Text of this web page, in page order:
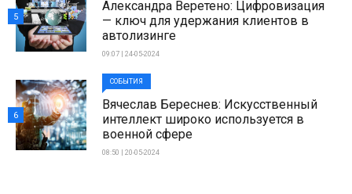
Александра Веретено: Цифровизация
— ключ для удержания клиентов в
автолизинге
09:07 | 24-05-2024
5
СОБЫТИЯ
Вячеслав Береснев: Искусственный
интеллект широко используется в
военной сфере
08:50 | 20-05-2024
6